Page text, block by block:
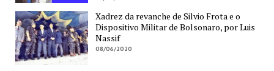
Xadrez da revanche de Silvio Frota e o
Dispositivo Militar de Bolsonaro, por Luis
Nassif
08/06/2020